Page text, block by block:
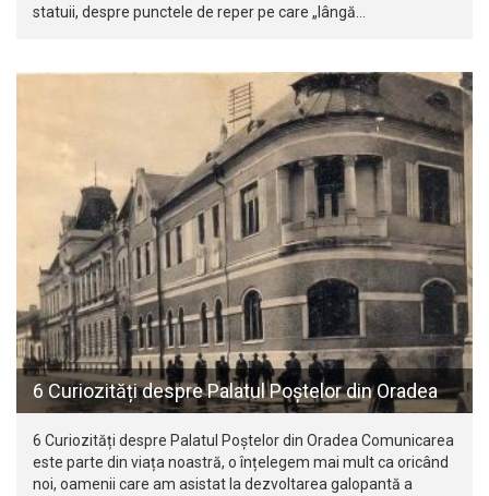
statuii, despre punctele de reper pe care „lângă…
6 Curiozități despre Palatul Poștelor din Oradea
6 Curiozități despre Palatul Poștelor din Oradea Comunicarea
este parte din viața noastră, o înțelegem mai mult ca oricând
noi, oamenii care am asistat la dezvoltarea galopantă a